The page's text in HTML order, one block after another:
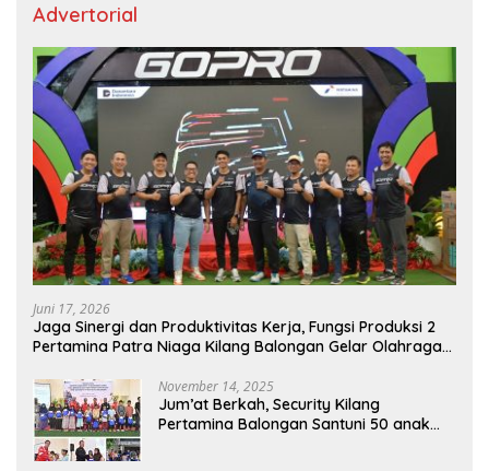
Advertorial
Juni 17, 2026
Jaga Sinergi dan Produktivitas Kerja, Fungsi Produksi 2
Pertamina Patra Niaga Kilang Balongan Gelar Olahraga
November 14, 2025
Jum’at Berkah, Security Kilang
Pertamina Balongan Santuni 50 anak